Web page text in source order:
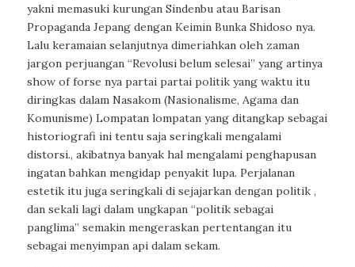
yakni memasuki kurungan Sindenbu atau Barisan
Propaganda Jepang dengan Keimin Bunka Shidoso nya.
Lalu keramaian selanjutnya dimeriahkan oleh zaman
jargon perjuangan “Revolusi belum selesai” yang artinya
show of forse nya partai partai politik yang waktu itu
diringkas dalam Nasakom (Nasionalisme, Agama dan
Komunisme) Lompatan lompatan yang ditangkap sebagai
historiografi ini tentu saja seringkali mengalami
distorsi., akibatnya banyak hal mengalami penghapusan
ingatan bahkan mengidap penyakit lupa. Perjalanan
estetik itu juga seringkali di sejajarkan dengan politik ,
dan sekali lagi dalam ungkapan “politik sebagai
panglima” semakin mengeraskan pertentangan itu
sebagai menyimpan api dalam sekam.